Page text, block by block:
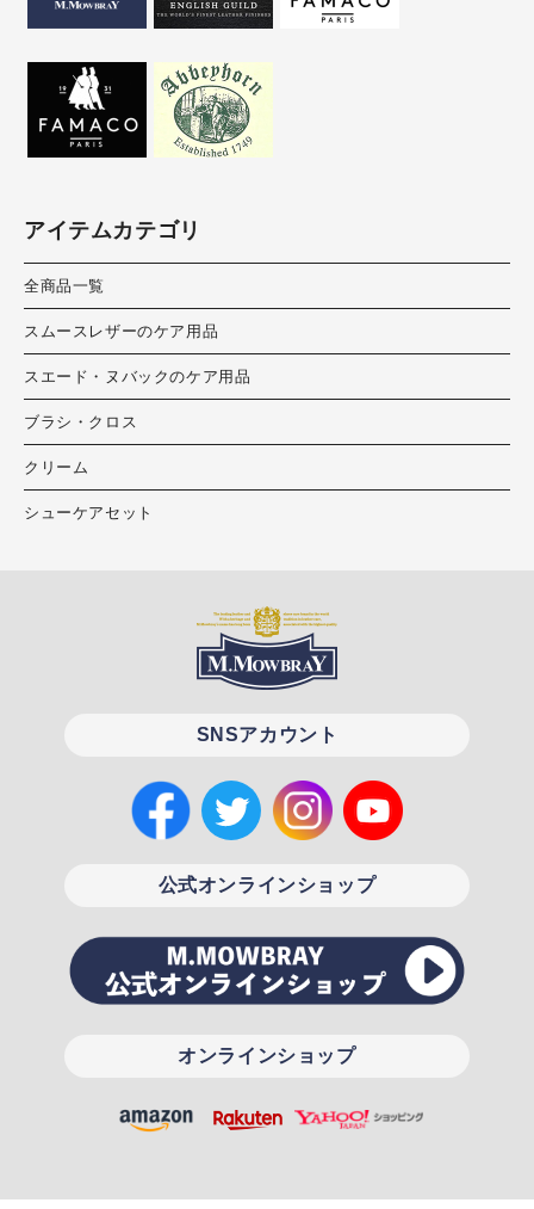
アイテムカテゴリ
全商品一覧
スムースレザーのケア用品
スエード・ヌバックのケア用品
ブラシ・クロス
クリーム
シューケアセット
SNSアカウント
公式オンラインショップ
オンラインショップ